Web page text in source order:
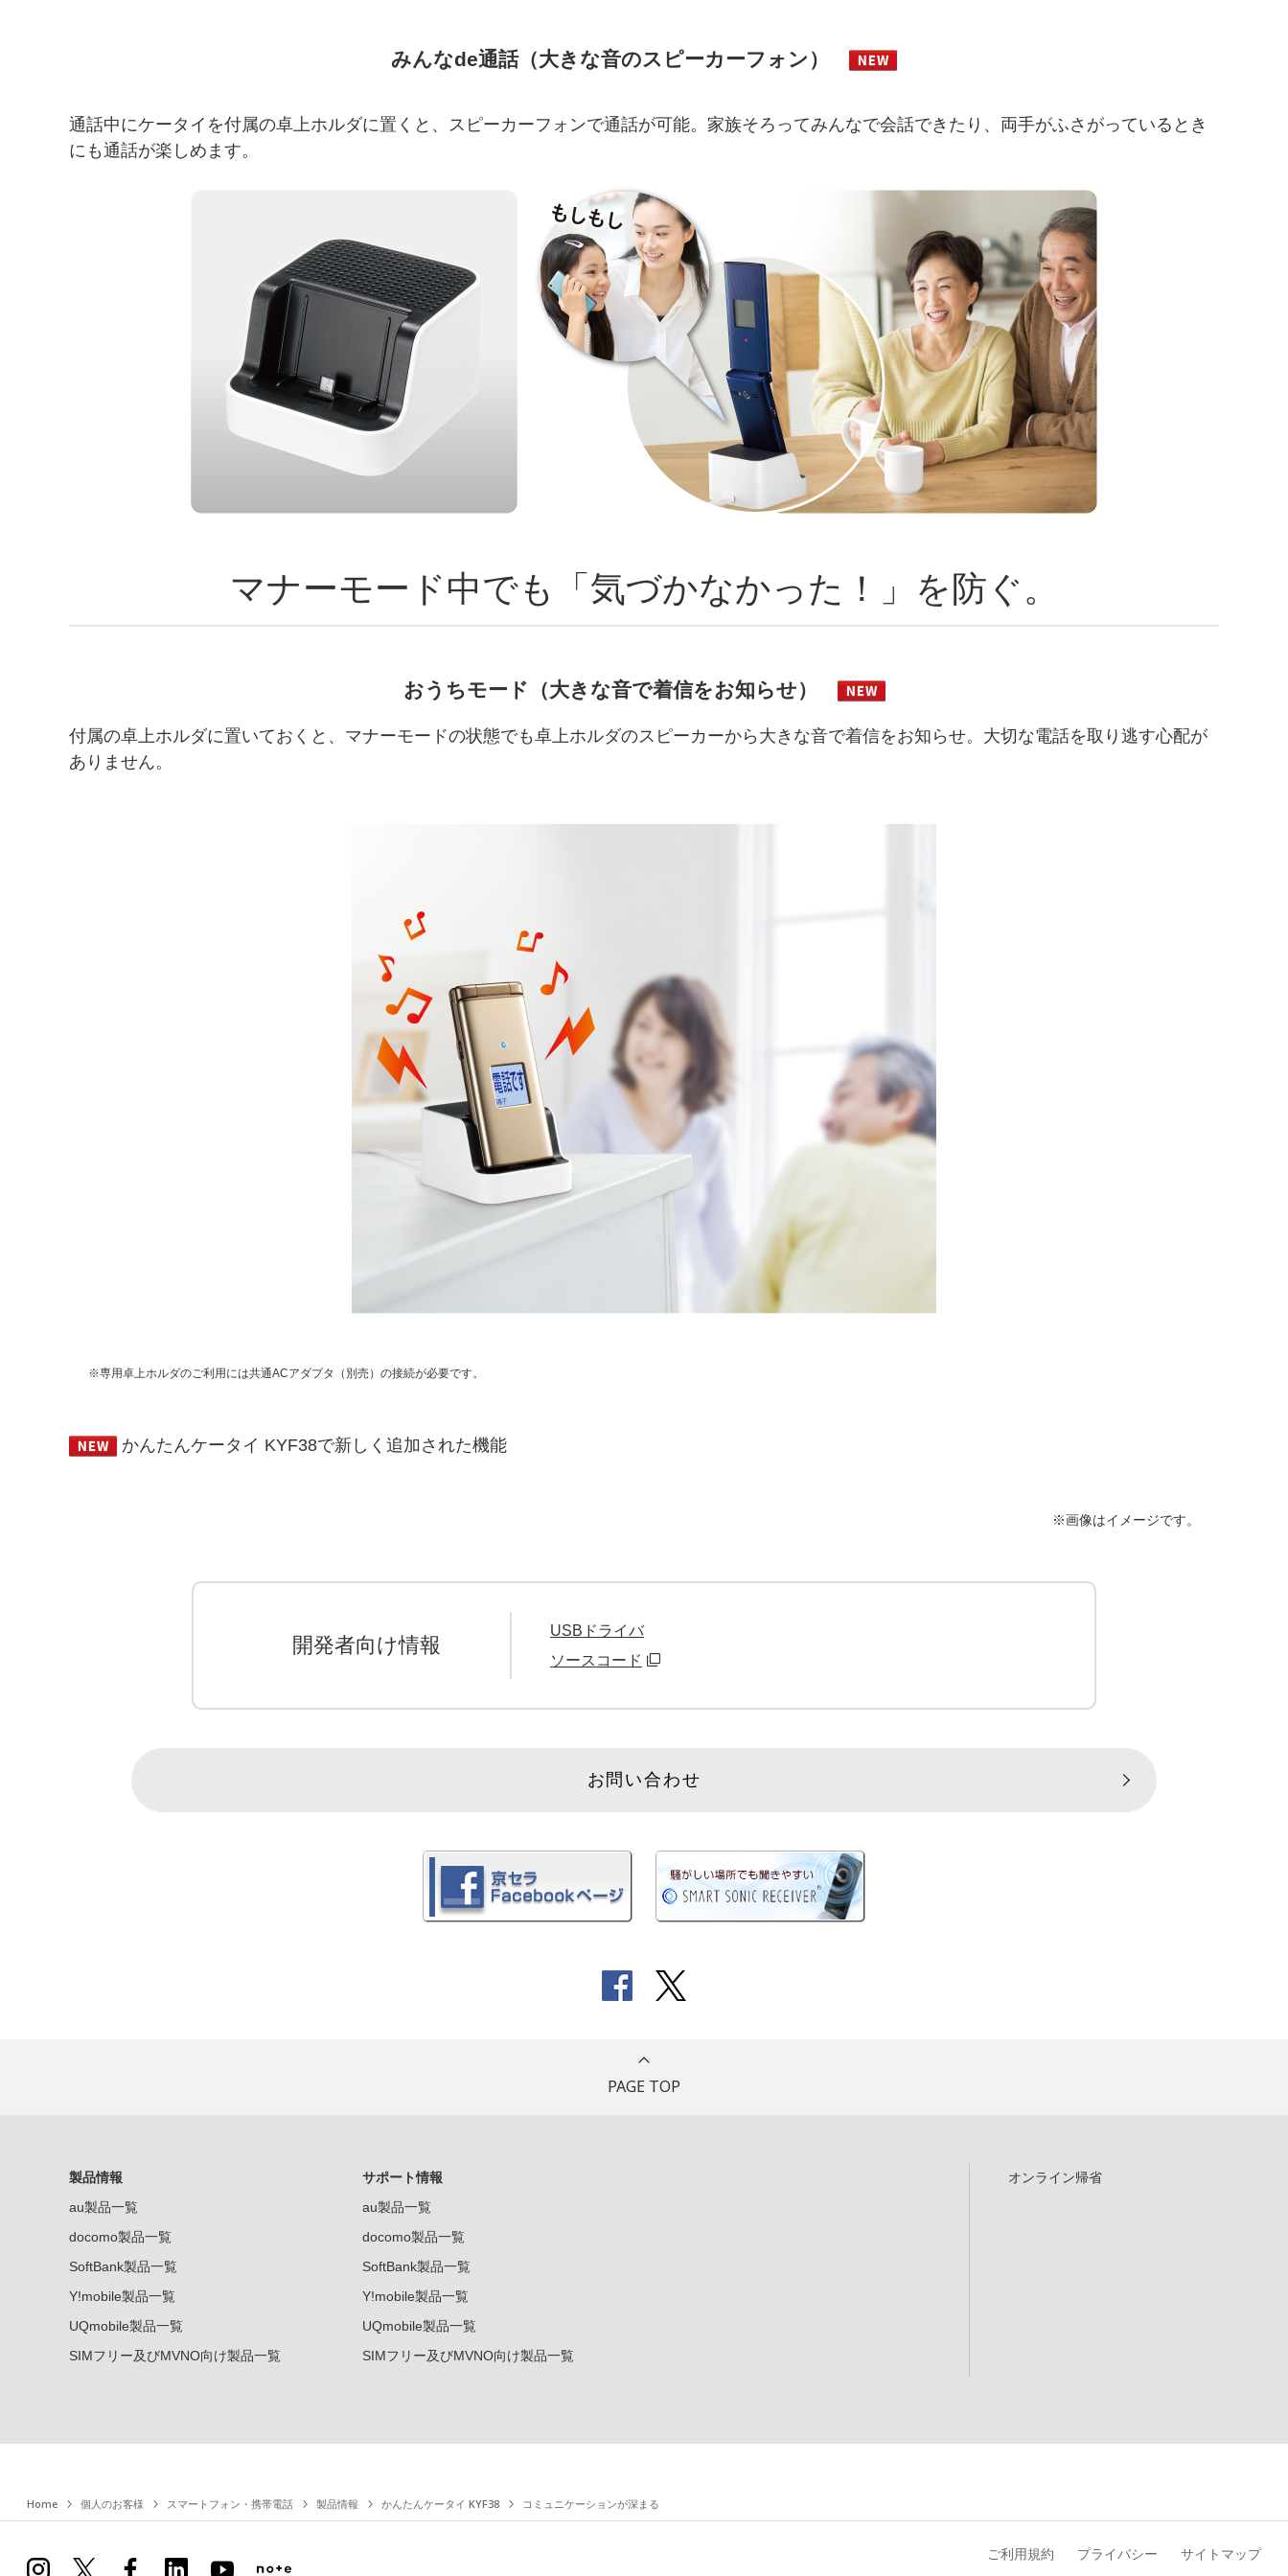
みんなde通話（大きな音のスピーカーフォン）
通話中にケータイを付属の卓上ホルダに置くと、スピーカーフォンで通話が可能。家族そろってみんなで会話できたり、両手がふさがっているとき
にも通話が楽しめます。
マナーモード中でも「気づかなかった！」を防ぐ。
おうちモード（大きな音で着信をお知らせ）
付属の卓上ホルダに置いておくと、マナーモードの状態でも卓上ホルダのスピーカーから大きな音で着信をお知らせ。大切な電話を取り逃す心配が
ありません。
※専用卓上ホルダのご利用には共通ACアダプタ（別売）の接続が必要です。
かんたんケータイ KYF38で新しく追加された機能
※画像はイメージです。
開発者向け情報
USBドライバ
ソースコード
お問い合わせ
PAGE TOP
製品情報
au製品一覧
docomo製品一覧
SoftBank製品一覧
Y!mobile製品一覧
UQmobile製品一覧
SIMフリー及びMVNO向け製品一覧
サポート情報
au製品一覧
docomo製品一覧
SoftBank製品一覧
Y!mobile製品一覧
UQmobile製品一覧
SIMフリー及びMVNO向け製品一覧
オンライン帰省
Home 個人のお客様 スマートフォン・携帯電話 製品情報 かんたんケータイ KYF38 コミュニケーションが深まる
ご利用規約 プライバシー サイトマップ